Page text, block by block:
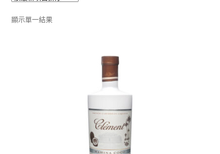
烈酒/利口酒/調酒
顯示單一結果